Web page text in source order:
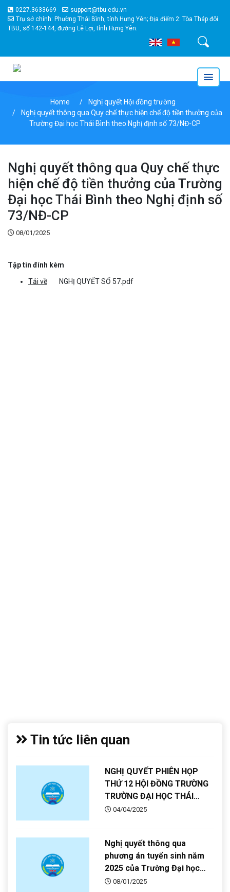
0227.3633669
support@tbu.edu.vn
Trụ sở chính: Phường Thái Bình, tỉnh Hưng Yên; Địa điểm 2: Tòa Tháp đôi
TBU, số 142-144, đường Lê Lợi, tỉnh Hưng Yên.
Tìm kiếm
Home
Nghị quyết Hội đồng trường
Nghị quyết thông qua Quy chế thực hiện chế độ tiền thưởng của
Trường Đại học Thái Bình theo Nghị định số 73/NĐ-CP
Nghị quyết thông qua Quy chế thực
hiện chế độ tiền thưởng của Trường
Đại học Thái Bình theo Nghị định số
73/NĐ-CP
08/01/2025
Tập tin đính kèm
Tải về
NGHỊ QUYẾT SỐ 57.pdf
Tin tức liên quan
NGHỊ QUYẾT PHIÊN HỌP
THỨ 12 HỘI ĐỒNG TRƯỜNG
TRƯỜNG ĐẠI HỌC THÁI
BÌNH
04/04/2025
Nghị quyết thông qua
phương án tuyển sinh năm
2025 của Trường Đại học
Thái Bình
08/01/2025